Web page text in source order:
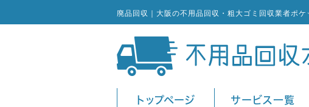
廃品回収｜大阪の不用品回収・粗大ゴミ回収業者ポ
トップページ サービス一覧